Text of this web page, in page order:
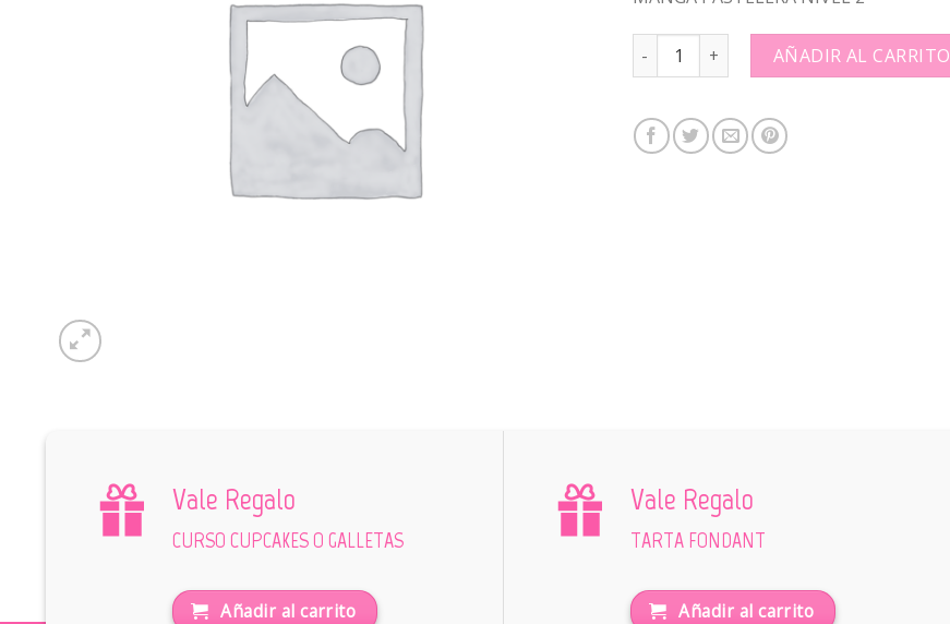
MANGA PASTELERA NIVEL 2: quantity
AÑADIR AL CARRITO
Vale Regalo
CURSO CUPCAKES O GALLETAS
Añadir al carrito
Vale Regalo
TARTA FONDANT
Añadir al carrito